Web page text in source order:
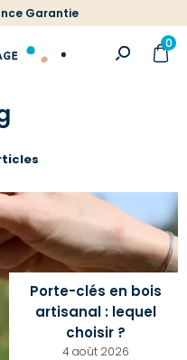
Garantie
0
Porte-clés en bois
artisanal : lequel
choisir ?
4 août 2026